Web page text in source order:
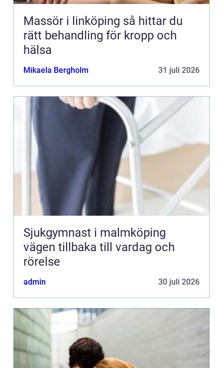
Massör i linköping så hittar du
rätt behandling för kropp och
hälsa
Mikaela Bergholm 31 juli 2026
Sjukgymnast i malmköping
vägen tillbaka till vardag och
rörelse
admin 30 juli 2026